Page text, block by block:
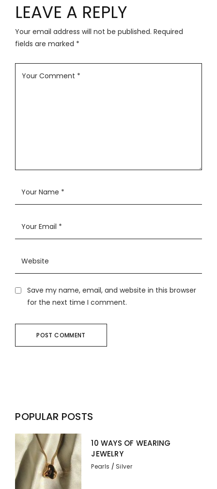
LEAVE A REPLY
Your email address will not be published. Required
fields are marked *
Save my name, email, and website in this browser
for the next time I comment.
POST COMMENT
POPULAR POSTS
10 WAYS OF WEARING
JEWELRY
Pearls Silver